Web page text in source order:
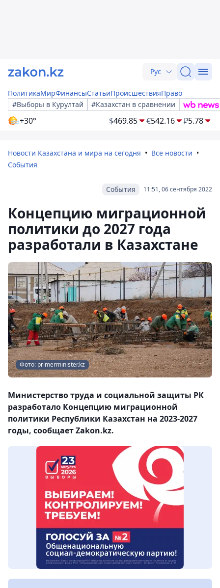
Рус
ПолитикаМирФинансыСтатьиПроисшествияПраво
#Выборы в Курултай
#Казахстан в сравнении
+30° $469.85 €542.16 ₽5.78
Новости Казахстана и мира на сегодня
Все новости
События
11:51, 06 сентября 2022
События
Концепцию миграционной
политики до 2027 года
разработали в Казахстане
Фото: primerminister.kz
Министерство труда и социальной защиты РК
разработало Концепцию миграционной
политики Республики Казахстан на 2023-2027
годы, сообщает Zakon.kz.